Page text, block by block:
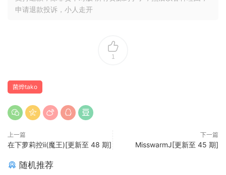
申请退款投诉，小人走开
1
菌烨tako
上一篇
在下萝莉控ii(魔王)[更新至 48 期]
下一篇
MisswarmJ[更新至 45 期]
随机推荐